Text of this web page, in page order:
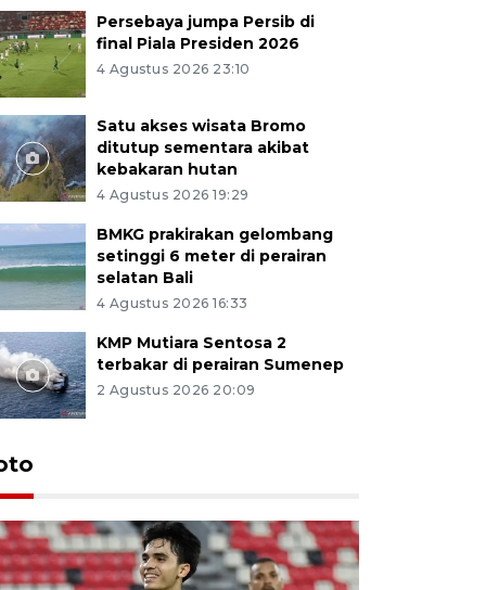
Persebaya jumpa Persib di
final Piala Presiden 2026
4 Agustus 2026 23:10
Satu akses wisata Bromo
ditutup sementara akibat
kebakaran hutan
4 Agustus 2026 19:29
BMKG prakirakan gelombang
setinggi 6 meter di perairan
selatan Bali
4 Agustus 2026 16:33
KMP Mutiara Sentosa 2
terbakar di perairan Sumenep
2 Agustus 2026 20:09